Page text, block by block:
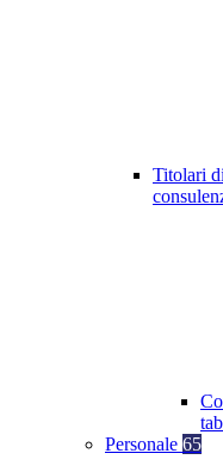
Titolari
Personale 65